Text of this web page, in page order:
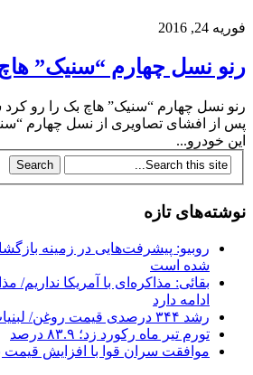
فوریه 24, 2016
رنو نسل چهارم “سنیک”
رنو نسل چهارم “سنیک” هاچ بک را رو
پس از افشای تصاویری از نسل چهارم
این خودرو...
نوشته‌های تازه
روبیو: پیشرفت‌هایی در زمینه
شده است
بقائی: مذاکره‌ای با آمریکا نداریم/
ادامه دارد
رشد ۳۴۴ درصدی قیمت روغن/ لبنیات چقدر گران شد؟
تورم تیر ماه رکورد زد؛ ۸۳.۹ درصد
موافقت سران قوا با افزایش قیمت